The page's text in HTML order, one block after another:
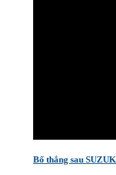
Bố thắng sau